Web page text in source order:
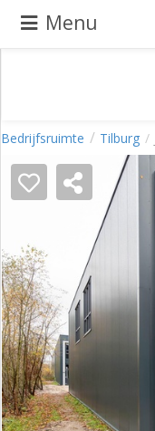
Menu
aanbieden
Pand
zoeken
Waarom
adverteren
adverteren
Blog
Registreren
Login
Bedrijfsruimte Tilburg